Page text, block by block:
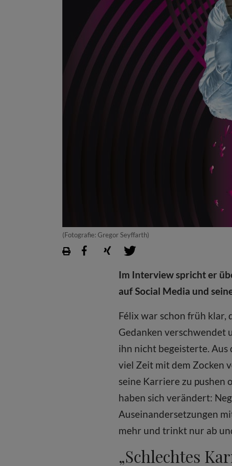
(Fotografie: Gregor Seyffarth)
Im Interview spricht er
auf Social Media und
Félix war schon früh klar,
Gedanken verschwendet
ihn nicht begeisterte. Aus
viel Zeit mit dem Zocken
seine Karriere zu pushen
haben sich verändert:
Auseinandersetzungen
mehr und trinkt nur ab
„Schlechtes